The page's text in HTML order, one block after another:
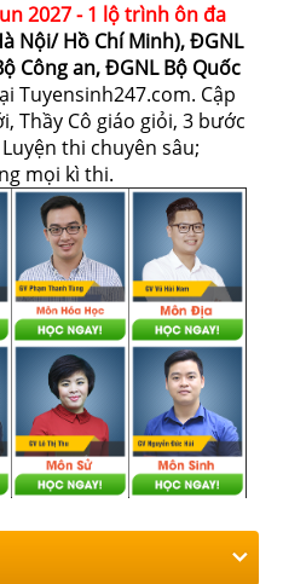
2027 - 1 lộ trình ôn đa
Nội/ Hồ Chí Minh), ĐGNL
Công an, ĐGNL Bộ Quốc
Tuyensinh247.com. Cập
Thầy Cô giáo giỏi, 3 bước
thi chuyên sâu;
mọi kì thi.